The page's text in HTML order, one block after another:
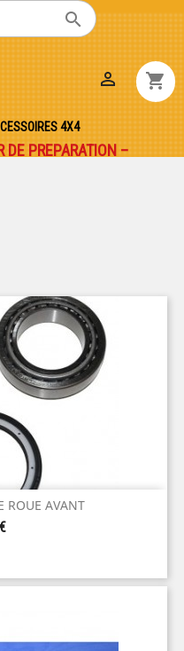

shopping_cart

4X4
DE PREPARATION –
ROUE AVANT